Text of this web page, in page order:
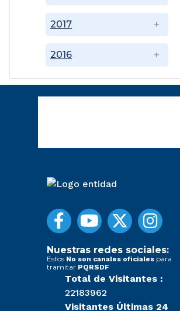
2016
2017
Nuestras redes sociales:
Estos No son canales oficiales para
tramitar PQRSDF
Total de Visitantes :
22183962
Visitantes Últimas 24